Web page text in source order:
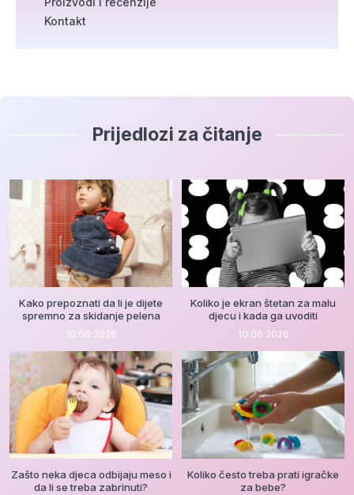
Kontakt
Prijedlozi za čitanje
Kako prepoznati da li je dijete
spremno za skidanje pelena
10.06.2026
Koliko je ekran štetan za malu
djecu i kada ga uvoditi
10.06.2026
Zašto neka djeca odbijaju meso i
da li se treba zabrinuti?
Koliko često treba prati igračke
za bebe?